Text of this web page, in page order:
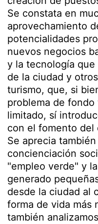
Se constata en
aprovechamiento
potencialidades
nuevos negocios
y la tecnología
de la ciudad y
turismo, que, si
problema de
limitado, sí
con el fomento del
Se aprecia
concienciación
"empleo verde" y
generado
desde la ciudad al
forma de vida más
también